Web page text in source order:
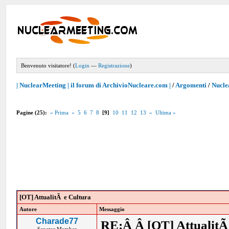
Benvenuto visitatore! (Login —Registrazione)
| NuclearMeeting | il forum di ArchivioNucleare.com | /Argomenti /
Pagine (25): « Prima « 5 6 7 8 [9] 10 11 12 13 » Ultima »
[OT] AttualitÃ e Cultura
Autore Messaggio
Charade77 RE:Â Â [OT]